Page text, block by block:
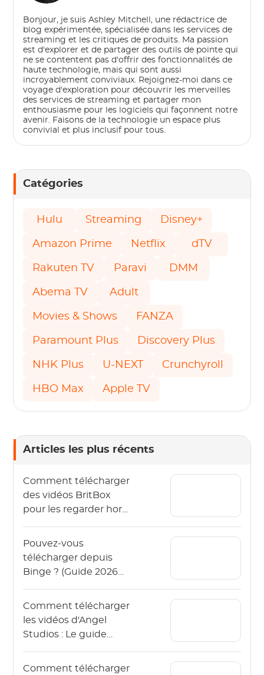
Bonjour, je suis Ashley Mitchell, une rédactrice de
blog expérimentée, spécialisée dans les services de
streaming et les critiques de produits. Ma passion
est d'explorer et de partager des outils de pointe qui
ne se contentent pas d'offrir des fonctionnalités de
haute technologie, mais qui sont aussi
incroyablement conviviaux. Rejoignez-moi dans ce
voyage d'exploration pour découvrir les merveilles
des services de streaming et partager mon
enthousiasme pour les logiciels qui façonnent notre
avenir. Faisons de la technologie un espace plus
convivial et plus inclusif pour tous.
Catégories
Hulu Streaming Disney+
Amazon Prime Netflix dTV
Rakuten TV Paravi DMM
Abema TV Adult
Movies & Shows FANZA
Paramount Plus Discovery Plus
NHK Plus U-NEXT Crunchyroll
HBO Max Apple TV
Articles les plus récents
Comment télécharger
des vidéos BritBox
pour les regarder hors
Pouvez-vous
télécharger depuis
Binge ? (Guide 2026
Comment télécharger
les vidéos d'Angel
Studios : Le guide
Comment télécharger